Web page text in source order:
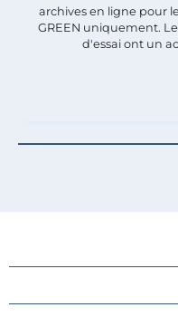
archives en ligne pour
GREEN uniquement.
d'essai ont un